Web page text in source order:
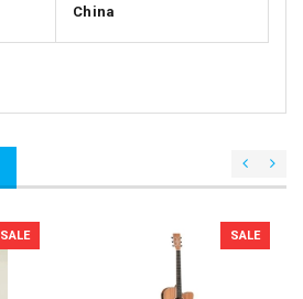
China
SALE SALE